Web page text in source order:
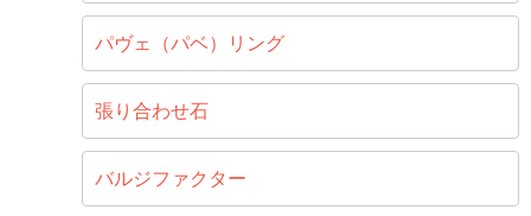
パヴェ（パベ）リング
張り合わせ石
バルジファクター